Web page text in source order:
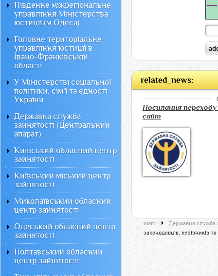
related_news:
Посилання переходу
сайт
main
Державна служба
законодавців, керівників
Південне міжрегіональне
управління Міністерства
юстиції (м.Одеса)
Головне територіальне
управління юстиції в
Івано-Франківській
області
У Міністерстві соціальної
політики, сім'ї та єдності
України
Державна служба
зайнятості (Центральний
апарат)
Київський обласний центр
зайнятості
Київський міський центр
зайнятості
Миколаївський обласний
центр зайнятості
Одеський обласний центр
зайнятості
Полтавський обласний
центр зайнятості